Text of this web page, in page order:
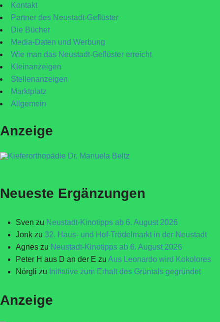
Kontakt
Partner des Neustadt-Geflüster
Die Bücher
Media-Daten und Werbung
Wie man das Neustadt-Geflüster erreicht
Kleinanzeigen
Stellenanzeigen
Marktplatz
Allgemein
Anzeige
Neueste Ergänzungen
Sven zu Neustadt-Kinotipps ab 6. August 2026
Jonk zu 32. Haus- und Hof-Trödelmarkt in der Neustadt
Agnes zu Neustadt-Kinotipps ab 6. August 2026
Peter H aus D an der E zu Aus Leonardo wird Kokolores
Nörgli zu Initiative zum Erhalt des Grüntals gegründet
Anzeige